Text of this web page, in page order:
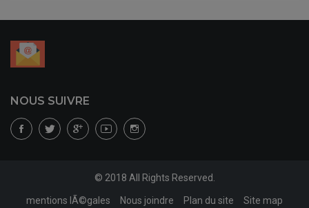
NOUS SUIVRE
© 2018 All Rights Reserved.
mentions lÃ©gales Nous joindre Plan du site Site map